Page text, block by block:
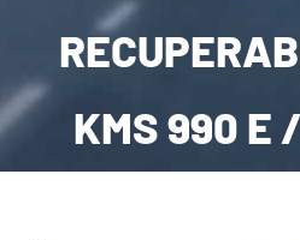
ENTRETIEN / MÉCANIQUE
CARROSSERIE / VITRAGE
PNEUMATIQUE
KMS 990 E